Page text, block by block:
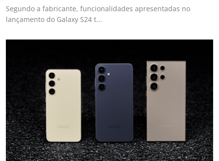
Segundo a fabricante, funcionalidades apresentadas no
lançamento do Galaxy S24 t...